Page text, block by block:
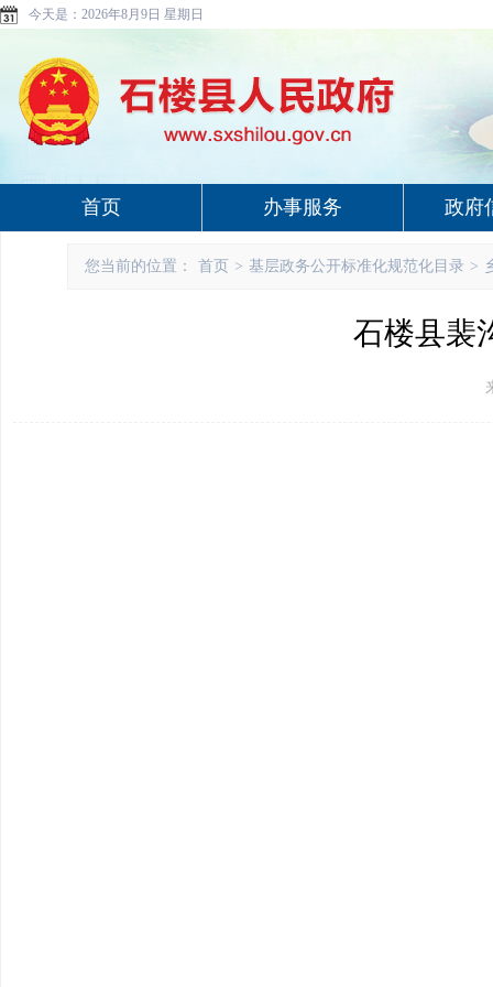
今天是： 2026年8月9日 星期日
首页 办事服务 政府
您当前的位置： 首页 > 基层政务公开标准化规范化目录 >
石楼县裴